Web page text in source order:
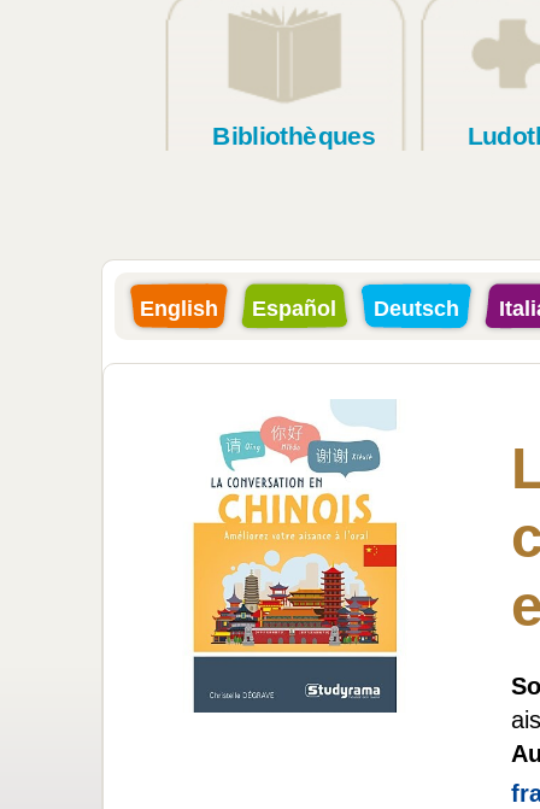
Bibliothèques
English Español Deutsch